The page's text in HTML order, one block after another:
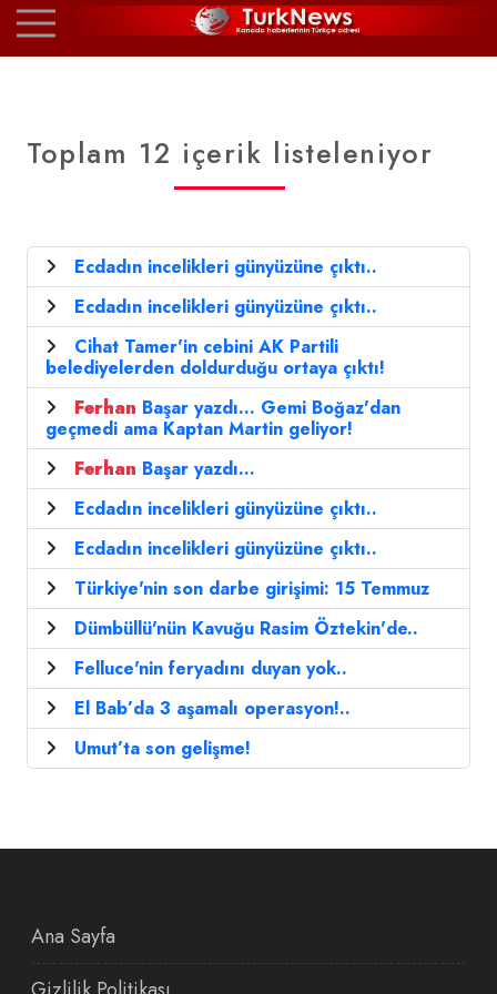
Toplam 12 içerik listeleniyor
Ecdadın incelikleri günyüzüne çıktı..
Ecdadın incelikleri günyüzüne çıktı..
Cihat Tamer'in cebini AK Partili
belediyelerden doldurduğu ortaya çıktı!
Ferhan Başar yazdı... Gemi Boğaz'dan
geçmedi ama Kaptan Martin geliyor!
Ferhan Başar yazdı...
Ecdadın incelikleri günyüzüne çıktı..
Ecdadın incelikleri günyüzüne çıktı..
Türkiye'nin son darbe girişimi: 15 Temmuz
Dümbüllü'nün Kavuğu Rasim Öztekin'de..
Felluce'nin feryadını duyan yok..
El Bab’da 3 aşamalı operasyon!..
Umut’ta son gelişme!
Ana Sayfa